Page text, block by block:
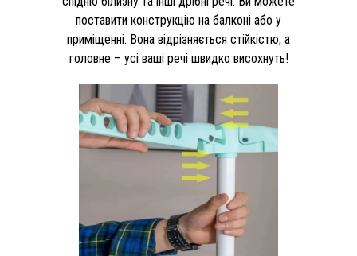
поставити конструкцію на балконі або у
приміщенні. Вона відрізняється стійкістю, а
головне – усі ваші речі швидко висохнуть!